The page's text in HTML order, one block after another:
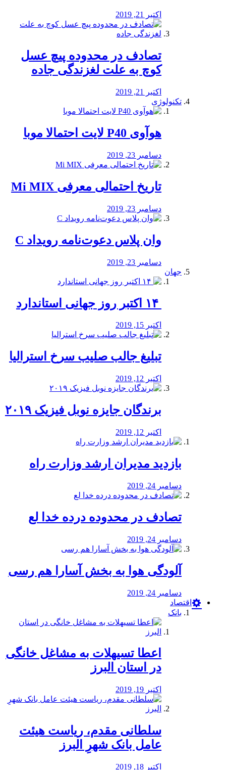
اکتبر 21, 2019
تصادف در محدوده پیچ عسل
کوچ به علت لغزندگی جاده
اکتبر 21, 2019
تکنولوژی
هوآوی P40 لایت احتمالا موبا
دسامبر 23, 2019
تاریخ احتمالی معرفی Mi MIX
دسامبر 23, 2019
وان پلاس دعوت‌نامه رویداد C
دسامبر 23, 2019
جهان
اکتبر 15, 2019
تبلیغ جالب صلیب سرخ استرالیا
اکتبر 12, 2019
برندگان جایزه نوبل فیزیک ۲۰۱۹
اکتبر 12, 2019
بازدید مدیران ارشد وزارت راه
دسامبر 24, 2019
تصادف در محدوده درده خدا لع
دسامبر 24, 2019
آلودگی هوا به بخش آسارا هم رسی
دسامبر 24, 2019
اقتصاد
بانک
️اعطا تسیهلات به مشاغل خانگی
در استان البرز
اکتبر 19, 2019
سلطانی مقدم، ریاست هیئت
عامل بانک شهرِ البرز
اکتبر 18, 2019